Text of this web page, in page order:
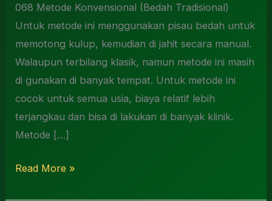
068 Metode Konvensional (Bedah Tradisional)
Untuk metode ini menggunakan pisau bedah untuk
memotong kulup, kemudian di jahit secara manual.
Walaupun terbilang klasik, namun metode ini masih
di gunakan di banyak tempat. Untuk metode ini
cocok untuk semua usia, biaya relatif lebih
terjangkau dan bisa di lakukan di banyak klinik.
Metode […]
Read More »